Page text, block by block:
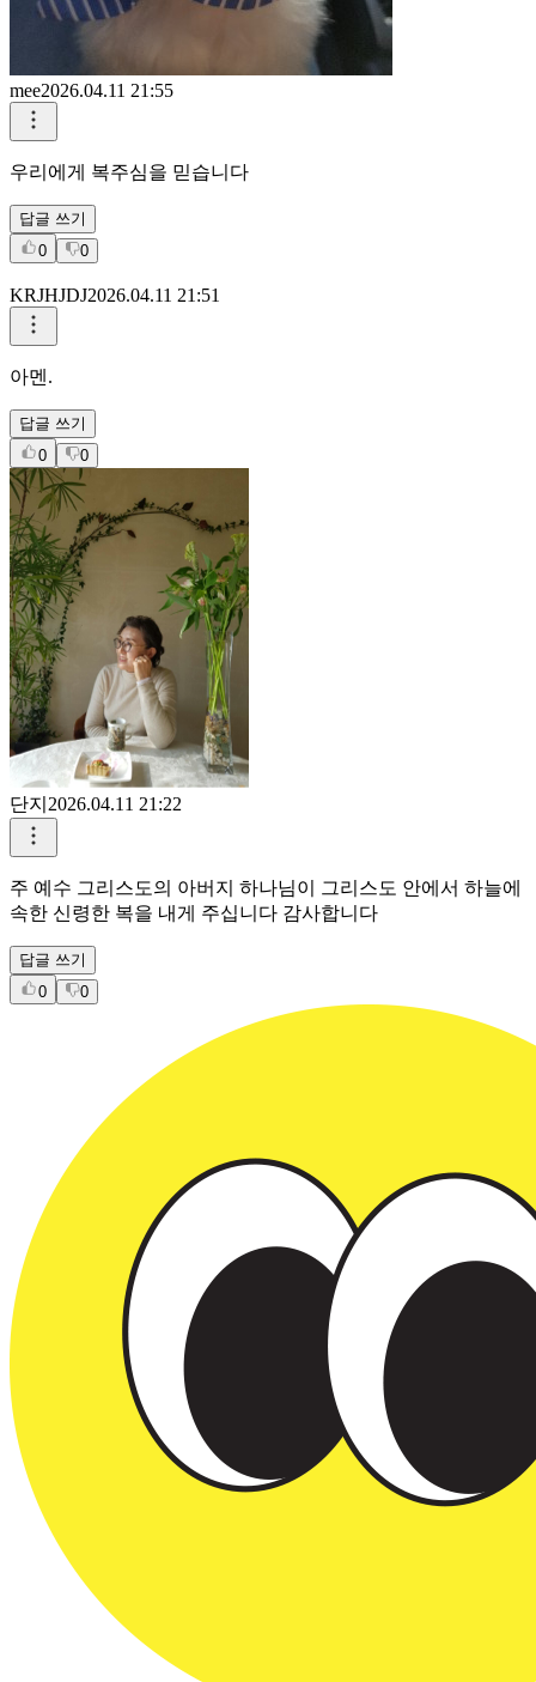
mee2026.04.11 21:55
우리에게 복주심을 믿습니다
답글 쓰기
0
0
KRJHJDJ2026.04.11 21:51
아멘.
답글 쓰기
0
0
단지 2026.04.11 21:22
주 예수 그리스도의 아버지 하나님이 그리스도 안에서 하늘에
속한 신령한 복을 내게 주십니다 감사합니다
답글 쓰기
0
0